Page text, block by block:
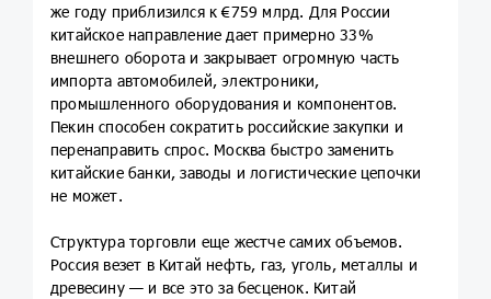
же году приблизился к €759 млрд. Для России
китайское направление дает примерно 33%
внешнего оборота и закрывает огромную часть
импорта автомобилей, электроники,
промышленного оборудования и компонентов.
Пекин способен сократить российские закупки и
перенаправить спрос. Москва быстро заменить
китайские банки, заводы и логистические цепочки
не может.
Структура торговли еще жестче самих объемов.
Россия везет в Китай нефть, газ, уголь, металлы и
древесину — и все это за бесценок. Китай